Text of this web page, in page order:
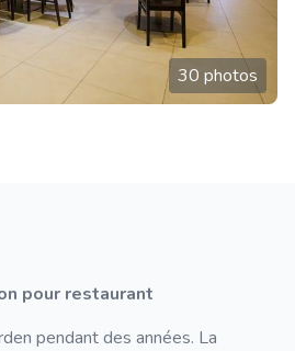
30 photos
pour restaurant
pendant des années. La